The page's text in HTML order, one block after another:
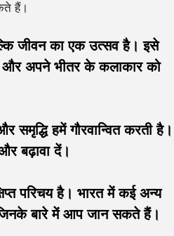
हैं।
जीवन का एक उत्सव है। इसे
और अपने भीतर के कलाकार को
समृद्धि हमें गौरवान्वित करती है।
बढ़ावा दें।
परिचय है। भारत में कई अन्य
बारे में आप जान सकते हैं।